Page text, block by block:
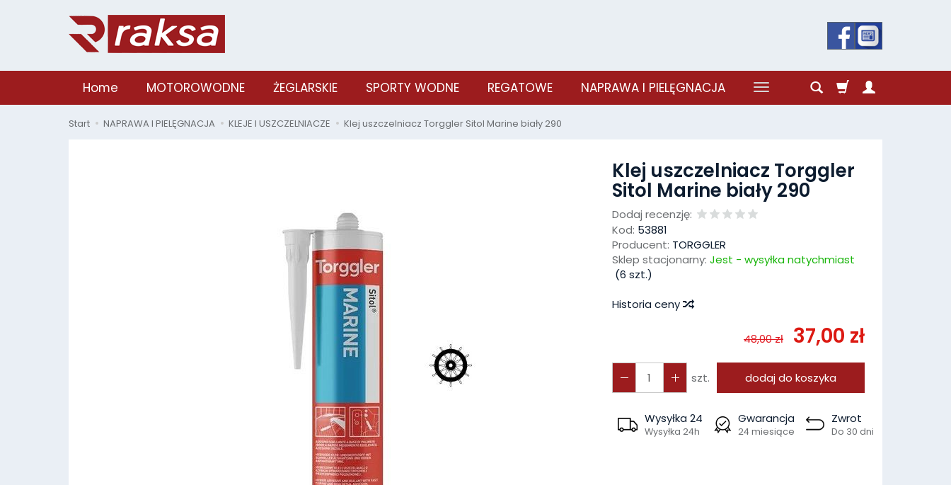
Home MOTOROWODNE ŻEGLARSKIE SPORTY WODNE REGATOWE NAPRAWA I PIELĘGNACJA
Start NAPRAWA I PIELĘGNACJA KLEJE I USZCZELNIACZE Klej uszczelniacz Torggler Sitol Marine biały 290
Klej uszczelniacz Torggler
Sitol Marine biały 290
Dodaj recenzję:
Kod: 53881
Producent: TORGGLER
Sklep stacjonarny: Jest - wysyłka natychmiast
(6 szt.)
Historia ceny
48,00 zł 37,00 zł
szt. dodaj do koszyka
Wysyłka 24
Wysyłka 24h
Gwarancja
24 miesiące
Zwrot
Do 30 dni